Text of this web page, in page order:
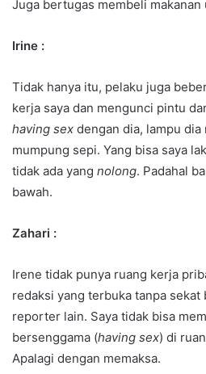
Juga bertugas membeli
Irine :
Tidak hanya itu, pelaku juga
kerja saya dan mengunci pintu
having sex dengan dia, lampu
mumpung sepi. Yang bisa saya
tidak ada yang nolong. Padahal
bawah.
Zahari :
Irene tidak punya ruang kerja
redaksi yang terbuka tanpa
reporter lain. Saya tidak bisa
bersenggama (having sex) di
Apalagi dengan memaksa.